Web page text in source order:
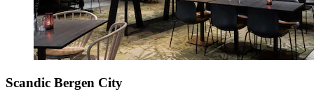
Scandic Bergen City